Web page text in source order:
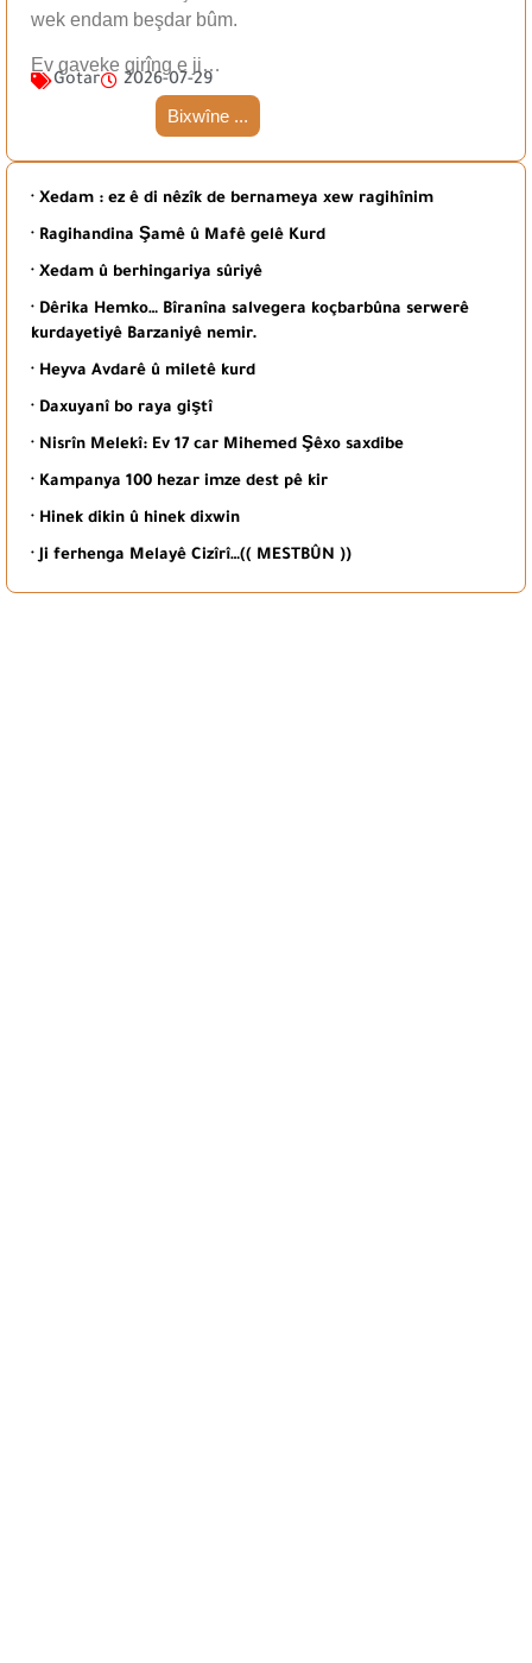
wek endam beşdar bûm.
Ev gaveke girîng e ji…
Gotar 2026-07-29
Bixwîne ...
· Xedam : ez ê di nêzîk de bernameya xew ragihînim
· Ragihandina Şamê û Mafê gelê Kurd
· Xedam û berhingariya sûriyê
· Dêrika Hemko… Bîranîna salvegera koçbarbûna serwerê
kurdayetiyê Barzaniyê nemir.
· Heyva Avdarê û miletê kurd
· Daxuyanî bo raya giştî
· Nisrîn Melekî: Ev 17 car Mihemed Şêxo saxdibe
· Kampanya 100 hezar imze dest pê kir
· Hinek dikin û hinek dixwin
· Ji ferhenga Melayê Cizîrî…(( MESTBÛN ))